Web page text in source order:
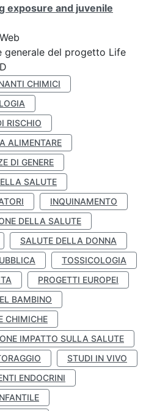
exposure and juvenile
generale del progetto Life
CHIMICI
RISCHIO
ALIMENTARE
DI GENERE
SALUTE
INQUINAMENTO
DELLA SALUTE
SALUTE DELLA DONNA
TOSSICOLOGIA
PROGETTI EUROPEI
BAMBINO
CHIMICHE
IMPATTO SULLA SALUTE
STUDI IN VIVO
ENDOCRINI